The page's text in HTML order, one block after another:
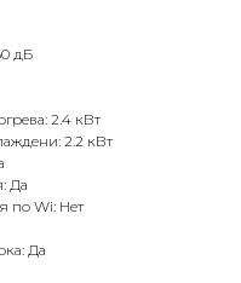
дБ
2.4 кВт
2.2 кВт
Да
по Wi: Нет
Да